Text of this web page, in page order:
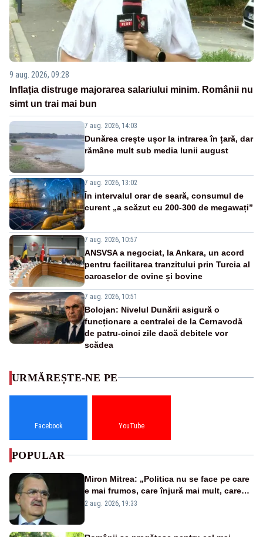
9 aug. 2026, 09:28
Inflația distruge majorarea salariului minim. Românii nu
simt un trai mai bun
7 aug. 2026, 14:03
Dunărea crește ușor la intrarea în țară, dar
rămâne mult sub media lunii august
7 aug. 2026, 13:02
În intervalul orar de seară, consumul de
curent „a scăzut cu 200-300 de megawați”
7 aug. 2026, 10:57
ANSVSA a negociat, la Ankara, un acord
pentru facilitarea tranzitului prin Turcia al
carcaselor de ovine și bovine
7 aug. 2026, 10:51
Bolojan: Nivelul Dunării asigură o
funcționare a centralei de la Cernavodă
de patru-cinci zile dacă debitele vor
scădea
URMĂREȘTE-NE PE
Facebook YouTube
POPULAR
Miron Mitrea: „Politica nu se face pe care
e mai frumos, care înjură mai mult, care
țipă mai tare, ci pe proiecte”
2 aug. 2026, 19:33